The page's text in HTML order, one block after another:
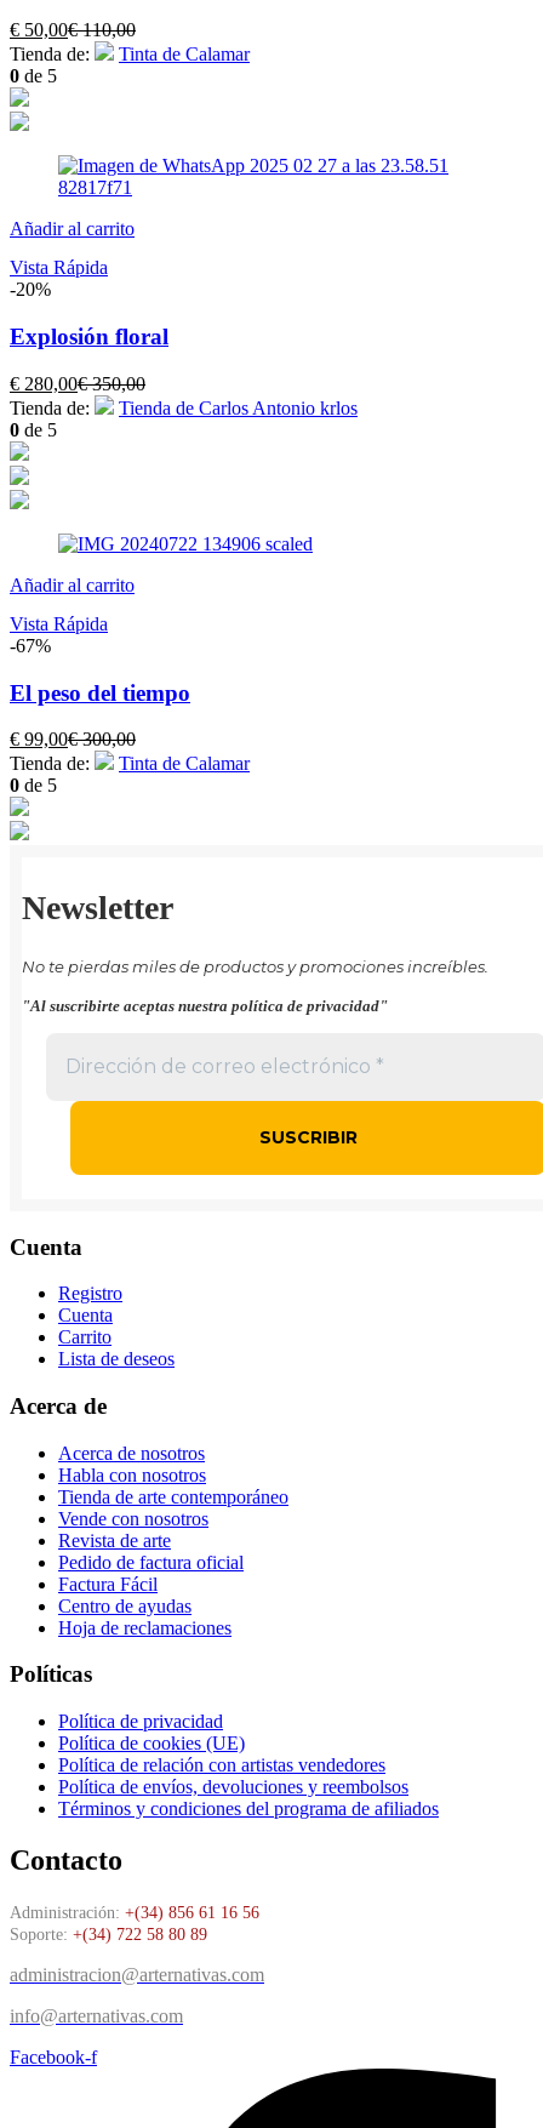
€ 50,00El
precio
€110,00El
precio
Tienda de:
Tinta de Calamar
0 de 5
Añadir al carrito
Vista Rápida
-20%
Explosión floral
€ 280,00El
precio
€350,00El
precio
Tienda de:
Tienda de Carlos Antonio krlos
0 de 5
Añadir al carrito
Vista Rápida
-67%
El peso del tiempo
€ 99,00El
precio
€300,00El
precio
Tienda de:
Tinta de Calamar
0 de 5
Newsletter
No te pierdas miles de productos y promociones increíbles.
"Al suscribirte aceptas nuestra política de privacidad"
Cuenta
Registro
Cuenta
Carrito
Lista de deseos
Acerca de
Acerca de nosotros
Habla con nosotros
Tienda de arte contemporáneo
Vende con nosotros
Revista de arte
Pedido de factura oficial
Factura Fácil
Centro de ayudas
Hoja de reclamaciones
Políticas
Política de privacidad
Política de cookies (UE)
Política de relación con artistas vendedores
Política de envíos, devoluciones y reembolsos
Términos y condiciones del programa de afiliados
Contacto
Administración: +(34) 856 61 16 56
Soporte: +(34) 722 58 80 89
administracion@arternativas.com
info@arternativas.com
Facebook-f